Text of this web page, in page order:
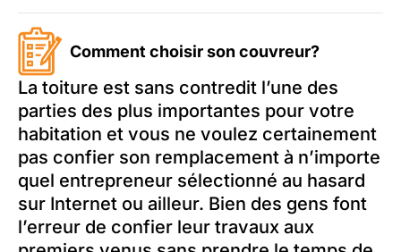
Comment choisir son couvreur?
La toiture est sans contredit l’une des
parties des plus importantes pour votre
habitation et vous ne voulez certainement
pas confier son remplacement à n’importe
quel entrepreneur sélectionné au hasard
sur Internet ou ailleur. Bien des gens font
l’erreur de confier leur travaux aux